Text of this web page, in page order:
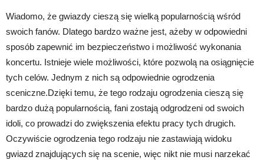
Wiadomo, że gwiazdy cieszą się wielką popularnością wśród
swoich fanów. Dlatego bardzo ważne jest, ażeby w odpowiedni
sposób zapewnić im bezpieczeństwo i możliwość wykonania
koncertu. Istnieje wiele możliwości, które pozwolą na osiągnięcie
tych celów. Jednym z nich są odpowiednie ogrodzenia
sceniczne.Dzięki temu, że tego rodzaju ogrodzenia cieszą się
bardzo dużą popularnością, fani zostają odgrodzeni od swoich
idoli, co prowadzi do zwiększenia efektu pracy tych drugich.
Oczywiście ogrodzenia tego rodzaju nie zastawiają widoku
gwiazd znajdujących się na scenie, więc nikt nie musi narzekać